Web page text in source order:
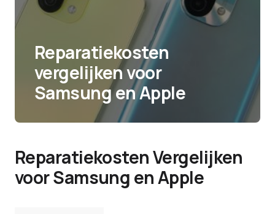
Reparatiekosten
vergelijken voor
Samsung en Apple
Reparatiekosten Vergelijken
voor Samsung en Apple